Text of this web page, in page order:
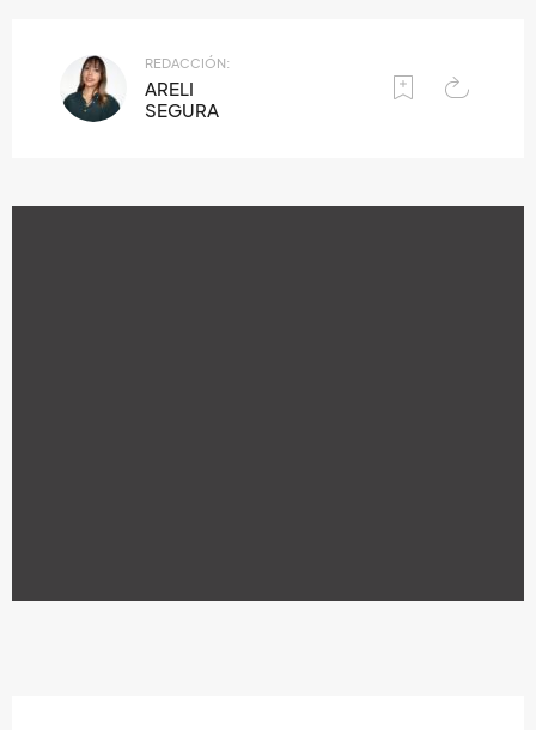
REDACCIÓN:
ARELI
SEGURA